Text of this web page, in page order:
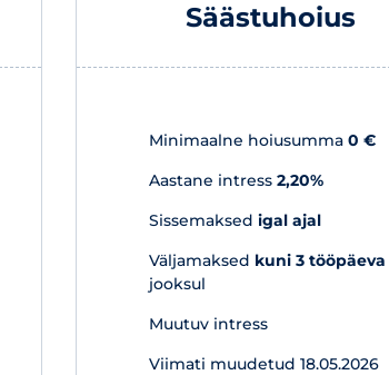
Säästuhoius
Minimaalne hoiusumma 0 €
Aastane intress 2,20%
Sissemaksed igal ajal
Väljamaksed kuni 3 tööpäeva
jooksul
Muutuv intress
Viimati muudetud 18.05.2026